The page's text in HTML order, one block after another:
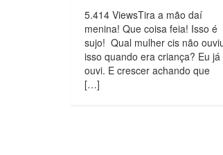
5.414 ViewsTira a mão daí
menina! Que coisa feia! Isso é
sujo! Qual mulher cis não
isso quando era criança? Eu já
ouvi. E crescer achando que
[…]